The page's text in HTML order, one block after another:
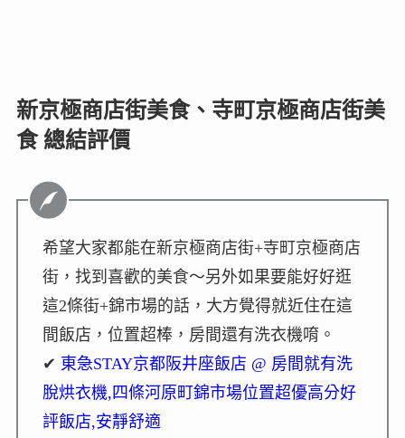
新京極商店街美食、寺町京極商店街美
食 總結評價
希望大家都能在新京極商店街+寺町京極商店
街，找到喜歡的美食～另外如果要能好好逛
這2條街+錦市場的話，大方覺得就近住在這
間飯店，位置超棒，房間還有洗衣機唷。
✔ 東急STAY京都阪井座飯店 @ 房間就有洗
脫烘衣機,四條河原町錦市場位置超優高分好
評飯店,安靜舒適